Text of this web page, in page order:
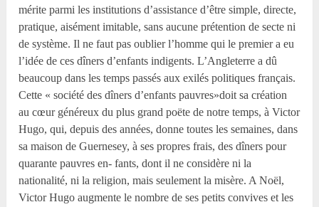
mérite parmi les institutions d’assistance d’être simple, directe,
pratique, aisément imitable, sans aucune prétention de secte ni
de système. Il ne faut pas oublier l’homme qui le premier a eu
l’idée de ces dîners d’enfants indigents. L’Angleterre a dû
beaucoup dans les temps passés aux exilés politiques français.
Cette « société des dîners d’enfants pauvres»doit sa création
au cœur généreux du plus grand poëte de notre temps, à Victor
Hugo, qui, depuis des années, donne toutes les semaines, dans
sa maison de Guernesey, à ses propres frais, des dîners pour
quarante pauvres en- fants, dont il ne considère ni la
nationalité, ni la religion, mais seulement la misère. A Noël,
Victor Hugo augmente le nombre de ses petits convives et les